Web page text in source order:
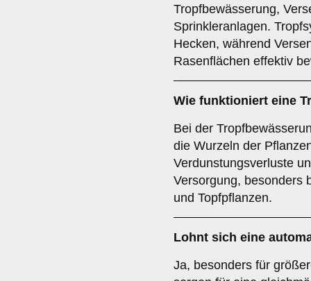
Tropfbewässerung,
Sprinkleranlagen.
Hecken, während
Rasenflächen effektiv
Wie funktioniert eine
Bei der
die Wurzeln der
Verdunstungsverluste
Versorgung, besonders
und Topfpflanzen.
Lohnt sich eine
Ja, besonders für